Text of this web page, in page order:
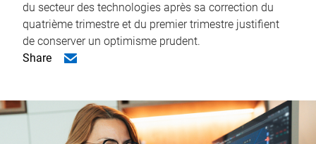
du secteur des technologies après sa correction du
quatrième trimestre et du premier trimestre justifient
de conserver un optimisme prudent.
Share